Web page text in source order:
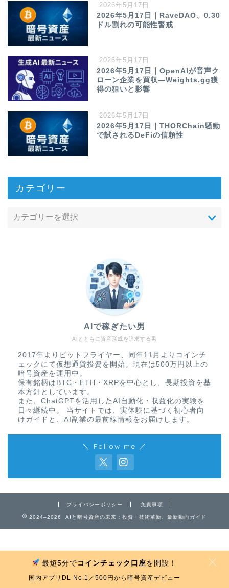
2026年5月17日
2026年5月17日｜RaveDAO、0.30
ドル割れの可能性警戒
2026年5月17日
2026年5月17日｜OpenAIが音声ク
ローン企業を買収—Weights.gg獲
得の狙いと影響
2026年5月17日
2026年5月17日｜THORChain騒動
で試されるDeFiの信頼性
カテゴリー
AIとともに資産形成を追求する男
AIで稼ぎたい男
2017年よりビットフライヤー、同年11月よりコインチ
ェックにて仮想通貨投資を開始。現在は500万円以上の
暗号資産を運用中。
保有銘柄はBTC・ETH・XRPを中心とし、長期投資を基
本方針としています。
また、ChatGPTを活用したAI自動化・収益化の実験を
日々継続中。 当サイトでは、実体験に基づく初心者向
けガイドと、AI副業の最前線情報をお届けします。
＼ Follow me ／
プライバシーポリシー 免責事項
2024–2026 AIと暗号資産の未来：投資・技術革新、最新動向ガイド
お問い合わせ
最短5分でコインチェック口座を開設！
国内アプリDL No.1／500円から暗号資産デビュー